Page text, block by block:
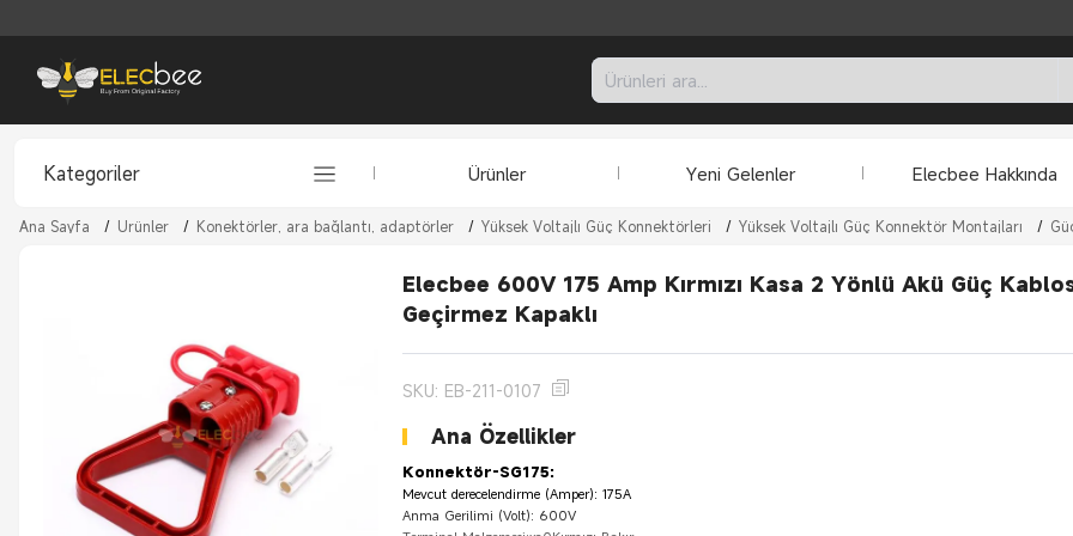
Kategoriler Ürünler Yeni Gelenler Elecbee Hakkında
Ana Sayfa / Ürünler / Konektörler, ara bağlantı, adaptörler / Yüksek Voltajlı Güç Konnektörleri / Yüksek Voltajlı Güç Konnektör Montajları /
Elecbee 600V 175 Amp Kırmızı Kasa 2 Yönlü Akü Güç
Geçirmez Kapaklı
SKU: EB-211-0107
Ana Özellikler
Konnektör-SG175:
Mevcut derecelendirme (Amper): 175A
Anma Gerilimi (Volt): 600V